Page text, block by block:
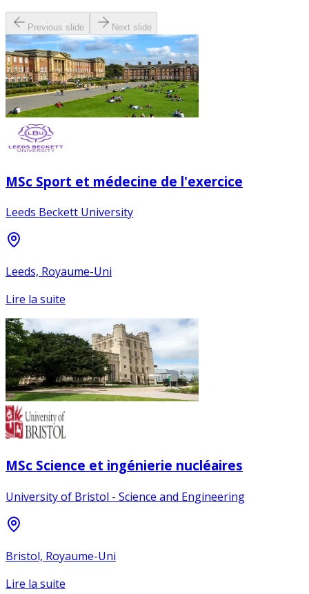
Previous slide Next slide
MSc Sport et médecine de l'exercice
Leeds Beckett University
Leeds, Royaume-Uni
Lire la suite
MSc Science et ingénierie nucléaires
University of Bristol - Science and Engineering
Bristol, Royaume-Uni
Lire la suite